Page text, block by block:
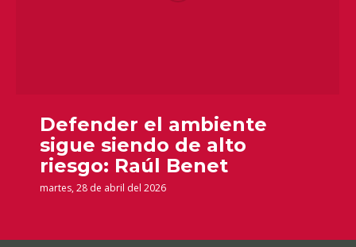
Defender el ambiente
sigue siendo de alto
riesgo: Raúl Benet
martes, 28 de abril del 2026